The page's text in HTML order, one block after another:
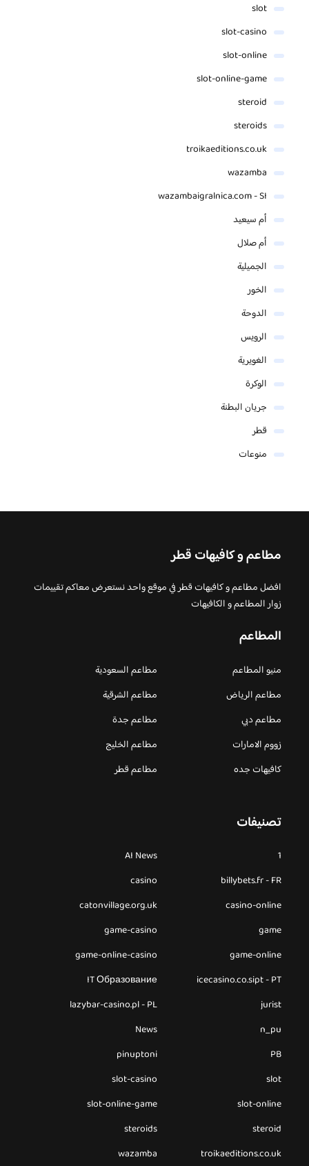
slot
slot-casino
slot-online
slot-online-game
steroid
steroids
troikaeditions.co.uk
wazamba
wazambaigralnica.com - SI
أم سيعيد
أم صلال
الجميلية
الخور
الدوحة
الرويس
الغويرية
الوكرة
جريان البطنة
قطر
منوعات
مطاعم و كافيهات قطر
افضل مطاعم و كافيهات قطر في موقع واحد نستعرض معاكم تقييمات
زوار المطاعم و الكافيهات
المطاعم
منيو المطاعم
مطاعم السعودية
مطاعم الرياض
مطاعم الشرقية
مطاعم دبي
مطاعم جدة
زووم الامارات
مطاعم الخليج
كافيهات جده
مطاعم قطر
تصنيفات
1
AI News
billybets.fr - FR
casino
casino-online
catonvillage.org.uk
game
game-casino
game-online
game-online-casino
icecasino.co.sipt - PT
IT Образование
jurist
lazybar-casino.pl - PL
n_pu
News
PB
pinuptoni
slot
slot-casino
slot-online
slot-online-game
steroid
steroids
troikaeditions.co.uk
wazamba